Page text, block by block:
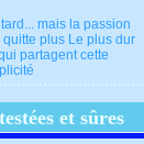
mais la passion
plus Le plus dur
partagent cette
et sûres